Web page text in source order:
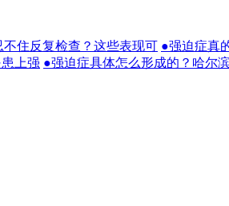
不住反复检查？这些表现可 ●强迫症真
上强 ●强迫症具体怎么形成的？哈尔